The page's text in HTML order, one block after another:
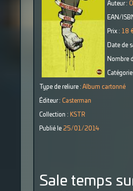
Auteur :
EAN/
Prix : 18
Date de
Nombre
Catégorie
Type de reliure : Album cartonné
Éditeur : Casterman
Collection : KSTR
Publié le 25/01/2014
Sale temps